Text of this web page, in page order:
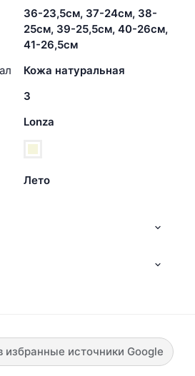
36-23,5см, 37-24см, 38-
25см, 39-25,5см, 40-26см,
41-26,5см
Кожа натуральная
3
Lonza
Лето
избранные источники Google